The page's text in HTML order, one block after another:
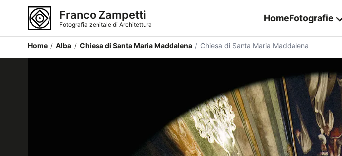
Franco Zampetti
Fotografia zenitale di Architettura
HomeFotografie
Home / Alba / Chiesa di Santa Maria Maddalena / Chiesa di Santa Maria Maddalena